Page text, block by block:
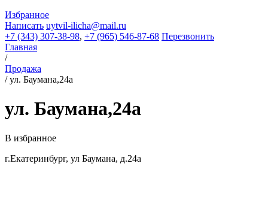
Избранное
Написать uytvil-ilicha@mail.ru
+7 (343) 307-38-98, +7 (965) 546-87-68 Перезвонить
Главная
/
Продажа
/ул. Баумана,24а
ул. Баумана,24а
В избранное
г.Екатеринбург, ул Баумана, д.24а